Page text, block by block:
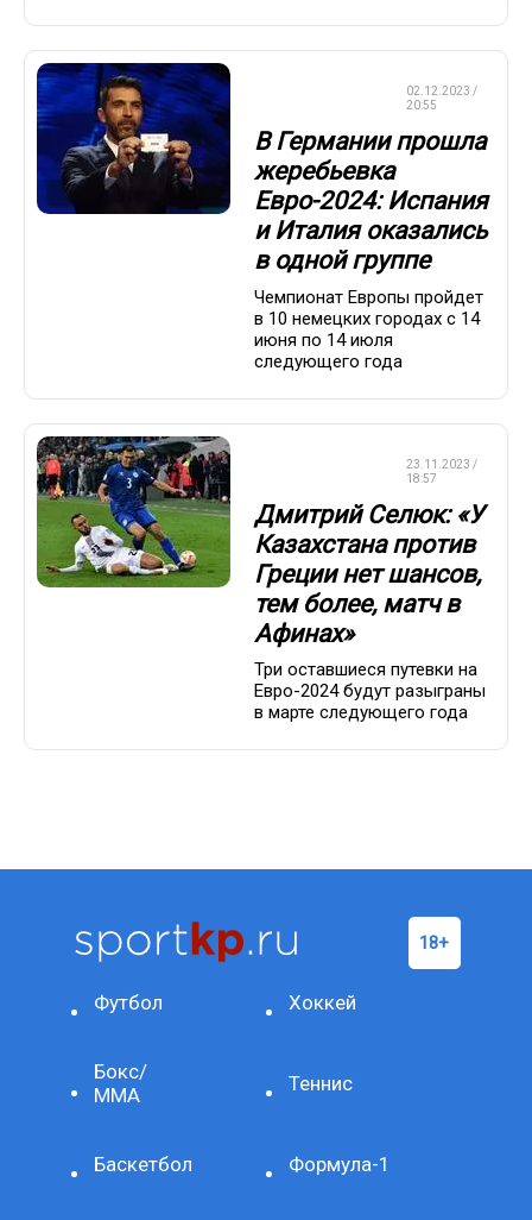
02.12.2023 /
20:55
В Германии прошла
жеребьевка
Евро-2024: Испания
и Италия оказались
в одной группе
Чемпионат Европы пройдет
в 10 немецких городах с 14
июня по 14 июля
следующего года
23.11.2023 /
18:57
Дмитрий Селюк: «У
Казахстана против
Греции нет шансов,
тем более, матч в
Афинах»
Три оставшиеся путевки на
Евро-2024 будут разыграны
в марте следующего года
Футбол Хоккей
Бокс/
ММА
Теннис
Баскетбол Формула-1